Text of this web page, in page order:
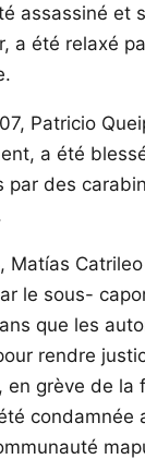
assassiné et
a été relaxé
Patricio
a été
par des
Matías
le sous-
que les
rendre
en grève de la
condamnée